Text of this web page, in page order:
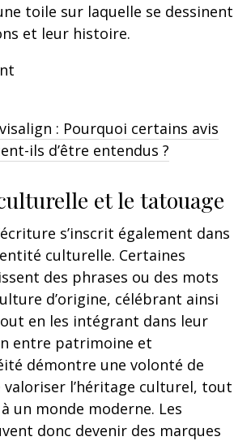
toile sur laquelle se dessinent
et leur histoire.
: Pourquoi certains avis
ils d’être entendus ?
et le tatouage
s’inscrit également dans
culturelle. Certaines
des phrases ou des mots
d’origine, célébrant ainsi
en les intégrant dans leur
entre patrimoine et
démontre une volonté de
l’héritage culturel, tout
un monde moderne. Les
donc devenir des marques